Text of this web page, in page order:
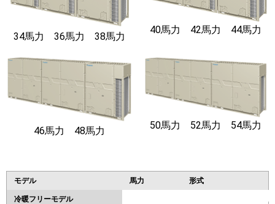
34馬力 36馬力 38馬力
40馬力 42馬力 44馬力
46馬力 48馬力 50馬力 52馬力 54馬力
モデル 馬力 形式
冷暖フリーモデル